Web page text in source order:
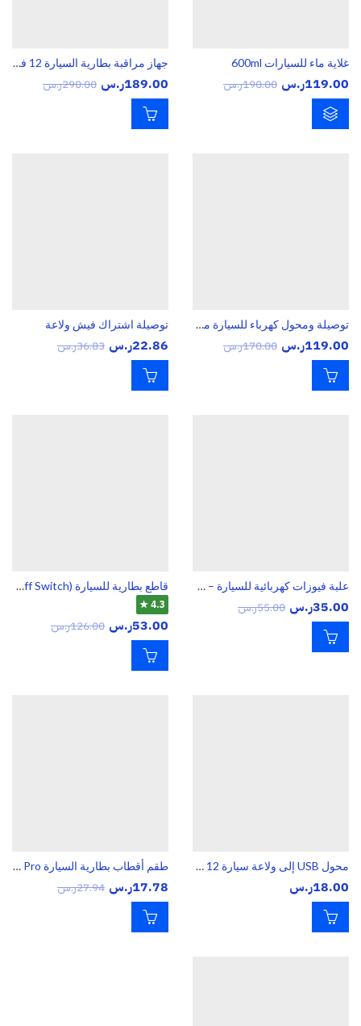
غلاية ماء للسيارات 600ml
119.00ر.س 190.00ر.س
جهاز مراقبة بطارية السيارة 12 فولت، تطبيق مراقبة صحة بطارية السيارة لاسلكيًا بتقنية البلوتوث، أدوات اختبار البطارية لنظامي التشغيل Android وIOS
189.00ر.س 290.00ر.س
توصيلة ومحول كهرباء للسيارة من 12 فولت لـ 220فولت بقدرة 150 واط
119.00ر.س 170.00ر.س
توصيلة اشتراك فيش ولاعة
22.86ر.س 36.83ر.س
علبة فيوزات كهربائية للسيارة – 6 مخارج مع غطاء حماية شفاف مقاوم للماء
35.00ر.س 55.00ر.س
قاطع بطارية للسيارة (Battery Disconnect Switch / Battery Cut Off Switch)
4.3 ★
53.00ر.س 126.00ر.س
محول USB إلى ولاعة سيارة 12 فولت – محول طاقة للأجهزة والإكسسوارات
18.00ر.س
طقم أقطاب بطارية السيارة PT Pro – طرف موجب وسالب عالي الجودة
17.78ر.س 27.94ر.س